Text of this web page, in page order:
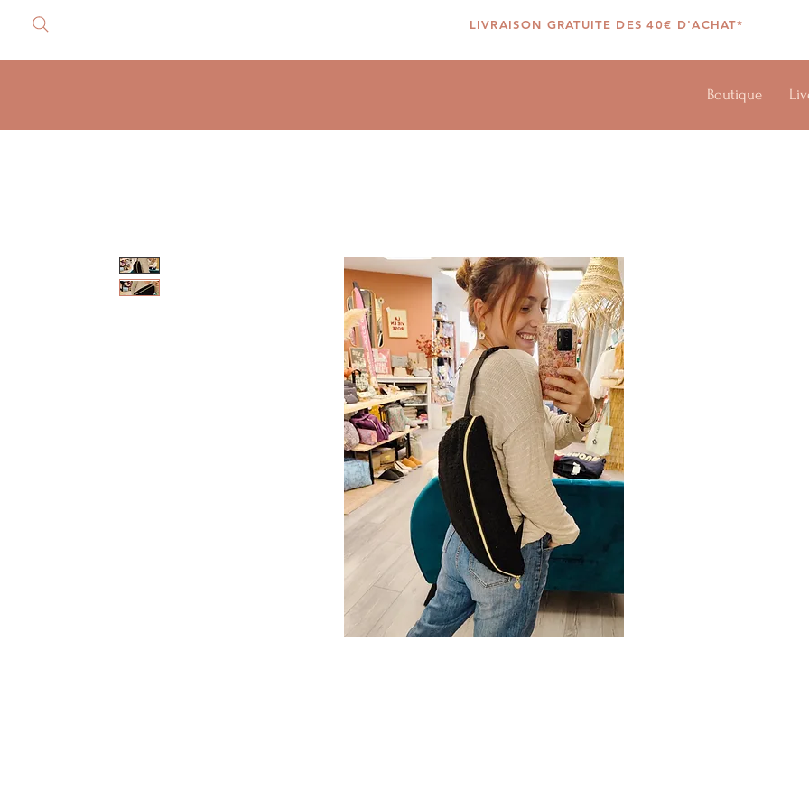
LIVRAISON GRATUITE DES 40€ D'ACHAT*
Boutique